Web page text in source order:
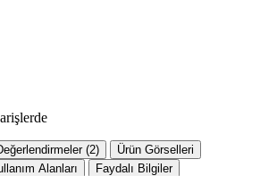
(2)
Ürün Görselleri
Alanları
Faydalı Bilgiler